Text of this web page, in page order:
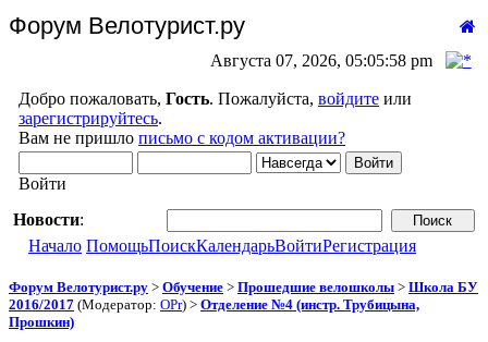
Форум Велотурист.ру
Августа 07, 2026, 05:05:58 pm
Добро пожаловать, Гость. Пожалуйста, войдите или
зарегистрируйтесь.
Вам не пришло письмо с кодом активации?
Войти
Новости:
Начало ПомощьПоискКалендарьВойтиРегистрация
Форум Велотурист.ру > Обучение > Прошедшие велошколы > Школа БУ
2016/2017 (Модератор: OPr) > Отделение №4 (инстр. Трубицына,
Прошкин)